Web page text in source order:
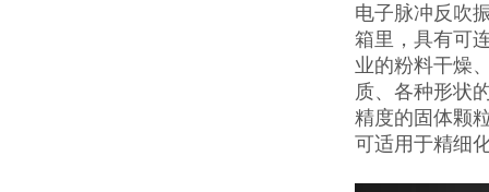
电子脉冲反吹
箱里，具有可
业的粉料干燥
质、各种形状
精度的固体颗
可适用于精细